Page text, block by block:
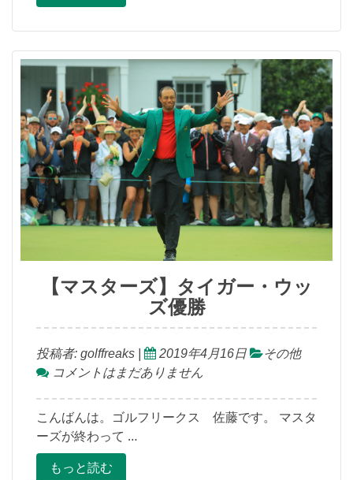
【マスターズ】タイガー・ウッ
ズ優勝
投稿者: golffreaks 2019年4月16日
その他
コメントはまだありません
こんばんは。ゴルフリークス 佐藤です。 マスタ
ーズが終わって …
もっと読む